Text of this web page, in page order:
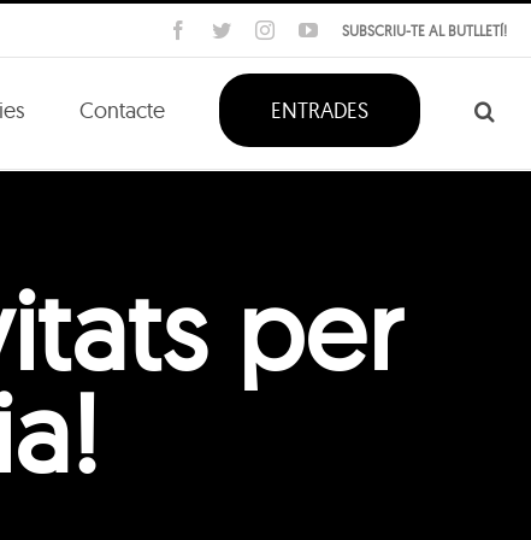
SUBSCRIU-TE AL BUTLLETÍ!
Facebook
TwitterInstagramYouTube
Contacte ENTRADES
per